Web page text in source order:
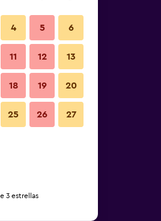
4 5 6
11 12 13
18 19 20
25 26 27
3 estrellas